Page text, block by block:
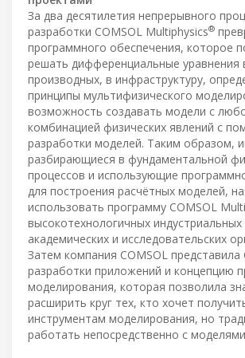
За два десятилетия непрерывного
разработки COMSOL Multiphysics®
программного обеспечения, которое
решать дифференциальные уравнения
производных, в инфраструктуру,
принципы мультифизического
возможность создавать модели с
комбинацией физических явлений с
разработки моделей. Таким образом,
разбирающиеся в фундаментальной
процессов и использующие
для построения расчётных моделей,
использовать программу COMSOL
высокотехнологичных
академических и исследовательских
Затем компания COMSOL представила
разработки приложений и концепцию
моделирования, которая позволила
расширить круг тех, кто хочет
инструментам моделирования, но
работать непосредственно с